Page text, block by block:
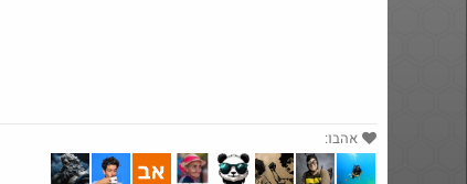
$7.0
אהבו: